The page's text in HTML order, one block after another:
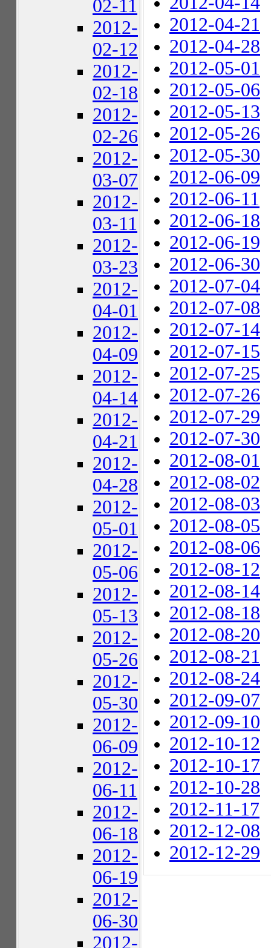
02-11
2012-
02-12
2012-
02-18
2012-
02-26
2012-
03-07
2012-
03-11
2012-
03-23
2012-
04-01
2012-
04-09
2012-
04-14
2012-
04-21
2012-
04-28
2012-
05-01
2012-
05-06
2012-
05-13
2012-
05-26
2012-
05-30
2012-
06-09
2012-
06-11
2012-
06-18
2012-
06-19
2012-
06-30
2012-
2012-04-21
2012-04-28
2012-05-01
2012-05-06
2012-05-13
2012-05-26
2012-05-30
2012-06-09
2012-06-11
2012-06-18
2012-06-19
2012-06-30
2012-07-04
2012-07-08
2012-07-14
2012-07-15
2012-07-25
2012-07-26
2012-07-29
2012-07-30
2012-08-01
2012-08-02
2012-08-03
2012-08-05
2012-08-06
2012-08-12
2012-08-14
2012-08-18
2012-08-20
2012-08-21
2012-08-24
2012-09-07
2012-09-10
2012-10-12
2012-10-17
2012-10-28
2012-11-17
2012-12-08
2012-12-29